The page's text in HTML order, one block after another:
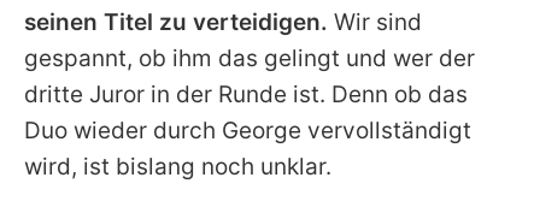
seinen Titel zu verteidigen. Wir sind
gespannt, ob ihm das gelingt und wer der
dritte Juror in der Runde ist. Denn ob das
Duo wieder durch George vervollständigt
wird, ist bislang noch unklar.